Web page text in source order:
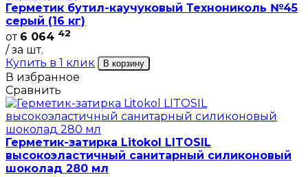
Герметик бутил-каучуковый Технониколь №45
серый (16 кг)
от 6 064 42
/ за шт.
Купить в 1 клик
В корзину
В избранное
Сравнить
Герметик-затирка Litokol LITOSIL
высокоэластичный санитарный силиконовый
шоколад 280 мл